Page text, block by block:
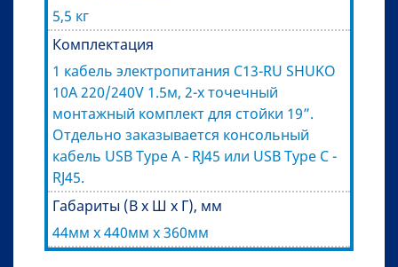
5,5 кг
Комплектация
1 кабель электропитания C13-RU SHUKO
10A 220/240V 1.5м, 2-х точечный
монтажный комплект для стойки 19”.
Отдельно заказывается консольный
кабель USB Type A - RJ45 или USB Type C -
RJ45.
Габариты (В x Ш x Г), мм
44мм x 440мм x 360мм